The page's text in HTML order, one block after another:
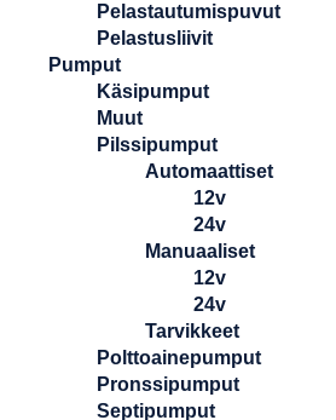
Pelastautumispuvut
Pelastusliivit
Pumput
Käsipumput
Muut
Pilssipumput
Automaattiset
12v
24v
Manuaaliset
12v
24v
Tarvikkeet
Polttoainepumput
Pronssipumput
Septipumput